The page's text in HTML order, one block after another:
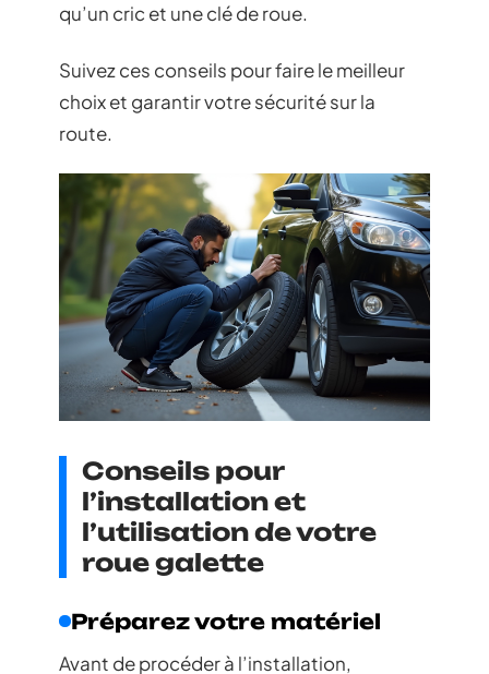
qu’un cric et une clé de roue.
Suivez ces conseils pour faire le meilleur
choix et garantir votre sécurité sur la
route.
Conseils pour
l’installation et
l’utilisation de votre
roue galette
Préparez votre matériel
Avant de procéder à l’installation,